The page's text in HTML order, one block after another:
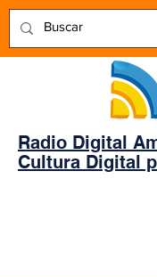
Radio Digital
Cultura Digital